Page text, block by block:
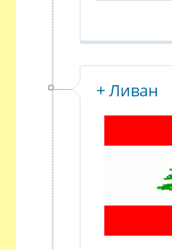
+ Ливан